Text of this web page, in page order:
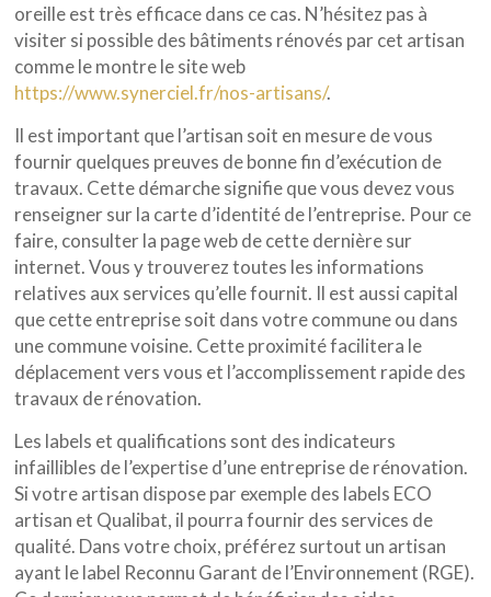
oreille est très efficace dans ce cas. N’hésitez pas à
visiter si possible des bâtiments rénovés par cet artisan
comme le montre le site web
https://www.synerciel.fr/nos-artisans/.
Il est important que l’artisan soit en mesure de vous
fournir quelques preuves de bonne fin d’exécution de
travaux. Cette démarche signifie que vous devez vous
renseigner sur la carte d’identité de l’entreprise. Pour ce
faire, consulter la page web de cette dernière sur
internet. Vous y trouverez toutes les informations
relatives aux services qu’elle fournit. Il est aussi capital
que cette entreprise soit dans votre commune ou dans
une commune voisine. Cette proximité facilitera le
déplacement vers vous et l’accomplissement rapide des
travaux de rénovation.
Les labels et qualifications sont des indicateurs
infaillibles de l’expertise d’une entreprise de rénovation.
Si votre artisan dispose par exemple des labels ECO
artisan et Qualibat, il pourra fournir des services de
qualité. Dans votre choix, préférez surtout un artisan
ayant le label Reconnu Garant de l’Environnement (RGE).